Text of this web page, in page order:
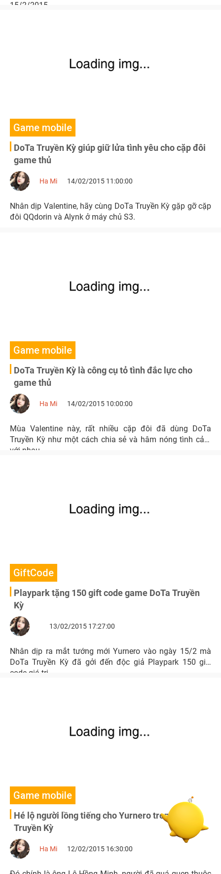
15/2/2015.
Game mobile
DoTa Truyền Kỳ giúp giữ lửa tình yêu cho cặp đôi
game thủ
Ha Mi 14/02/2015 11:00:00
Nhân dịp Valentine, hãy cùng DoTa Truyền Kỳ gặp gỡ cặp
đôi QQdorin và Alynk ở máy chủ S3.
Game mobile
DoTa Truyền Kỳ là công cụ tỏ tình đắc lực cho
game thủ
Ha Mi 14/02/2015 10:00:00
Mùa Valentine này, rất nhiều cặp đôi đã dùng DoTa
Truyền Kỳ như một cách chia sẻ và hâm nóng tình cảm
với nhau.
GiftCode
Playpark tặng 150 gift code game DoTa Truyền
Kỳ
13/02/2015 17:27:00
Nhân dịp ra mắt tướng mới Yurnero vào ngày 15/2 mà
DoTa Truyền Kỳ đã gởi đến độc giả Playpark 150 gift
code giá trị.
Game mobile
Hé lộ người lồng tiếng cho Yurnero trong DoTa
Truyền Kỳ
Ha Mi 12/02/2015 16:30:00